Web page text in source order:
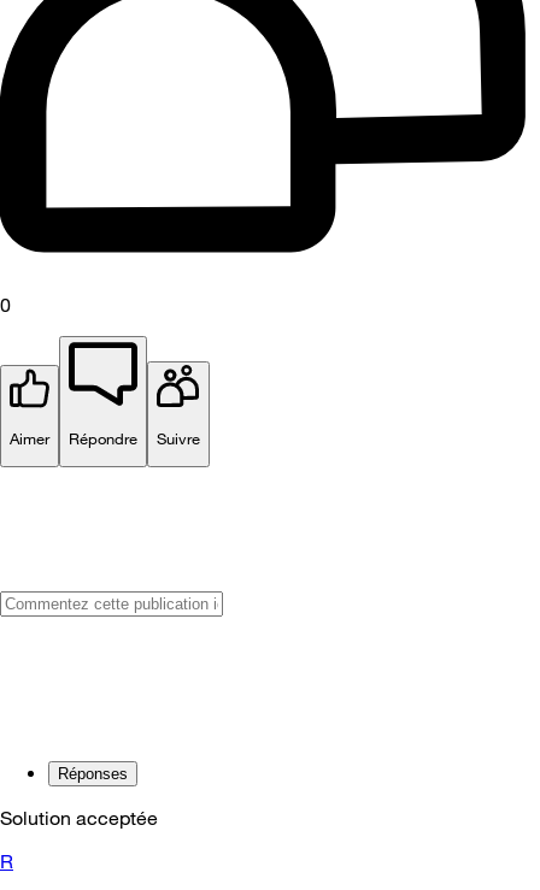
0
Aimer Répondre Suivre
Réponses
Solution acceptée
R